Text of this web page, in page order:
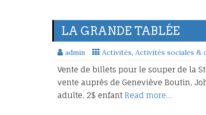
LA GRANDE TABLÉE
admin Activités, Activités sociales &
Vente de billets pour le souper de la
vente auprès de Geneviève Boutin,
adulte, 2$ enfant Read more…